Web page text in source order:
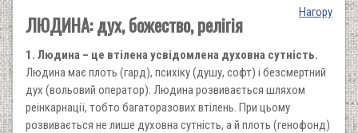
Нагору
ЛЮДИНА: дух, божество, релігія
1. Людина – це втілена усвідомлена духовна сутність.
Людина має плоть (гард), психіку (душу, софт) і безсмертний
дух (вольовий оператор). Людина розвивається шляхом
реінкарнації, тобто багаторазових втілень. При цьому
розвивається не лише духовна сутність, а й плоть (генофонд)